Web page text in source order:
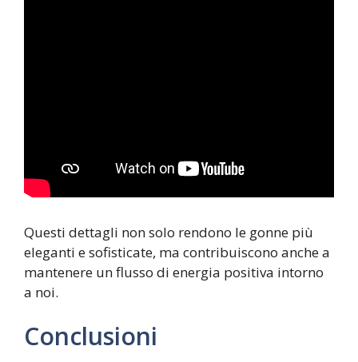
Questi dettagli non solo rendono le gonne più
eleganti e sofisticate, ma contribuiscono anche a
mantenere un flusso di energia positiva intorno
a noi.
Conclusioni